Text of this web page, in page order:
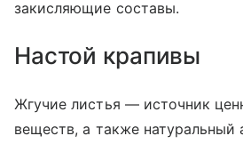
закисляющие составы.
Настой крапивы
Жгучие листья — источник
веществ, а также натуральный